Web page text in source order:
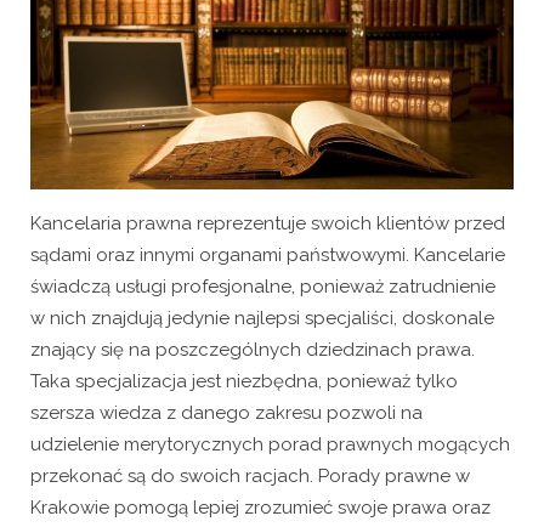
Kancelaria prawna reprezentuje swoich klientów przed
sądami oraz innymi organami państwowymi. Kancelarie
świadczą usługi profesjonalne, ponieważ zatrudnienie
w nich znajdują jedynie najlepsi specjaliści, doskonale
znający się na poszczególnych dziedzinach prawa.
Taka specjalizacja jest niezbędna, ponieważ tylko
szersza wiedza z danego zakresu pozwoli na
udzielenie merytorycznych porad prawnych mogących
przekonać są do swoich racjach. Porady prawne w
Krakowie pomogą lepiej zrozumieć swoje prawa oraz